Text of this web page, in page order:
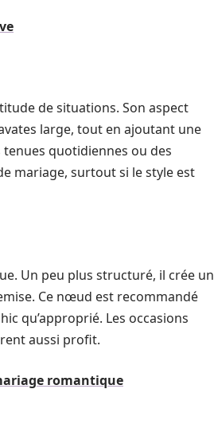
de situations. Son aspect
large, tout en ajoutant une
quotidiennes ou des
mariage, surtout si le style est
Un peu plus structuré, il crée un
Ce nœud est recommandé
qu’approprié. Les occasions
aussi profit.
romantique